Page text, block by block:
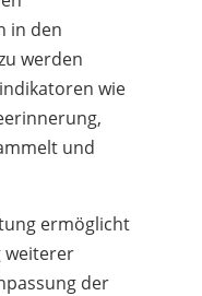
in den
werden
wie
und
ermöglicht
weiterer
der